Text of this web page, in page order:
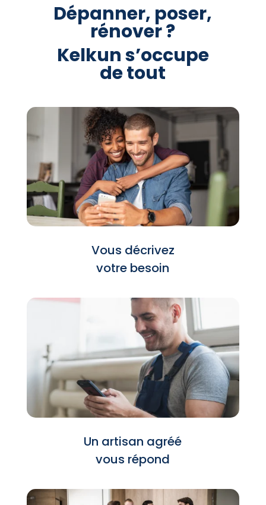
Dépanner, poser,
rénover ?
Kelkun s’occupe
de tout
Vous décrivez
votre besoin
Un artisan agréé
vous répond